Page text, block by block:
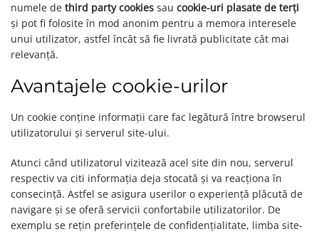
numele de third party cookies sau cookie-uri plasate de terți
și pot fi folosite în mod anonim pentru a memora interesele
unui utilizator, astfel încât să fie livrată publicitate cât mai
relevanță.
Avantajele cookie-urilor
Un cookie conține informații care fac legătură între browserul
utilizatorului și serverul site-ului.
Atunci când utilizatorul vizitează acel site din nou, serverul
respectiv va citi informația deja stocată și va reacționa în
consecință. Astfel se asigura userilor o experiență plăcută de
navigare și se oferă servicii confortabile utilizatorilor. De
exemplu se rețin preferințele de confidențialitate, limba site-